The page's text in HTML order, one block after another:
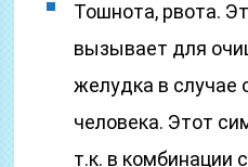
Тошнота, рвота.
вызывает для
желудка в случае
человека. Этот
т.к. в комбинации